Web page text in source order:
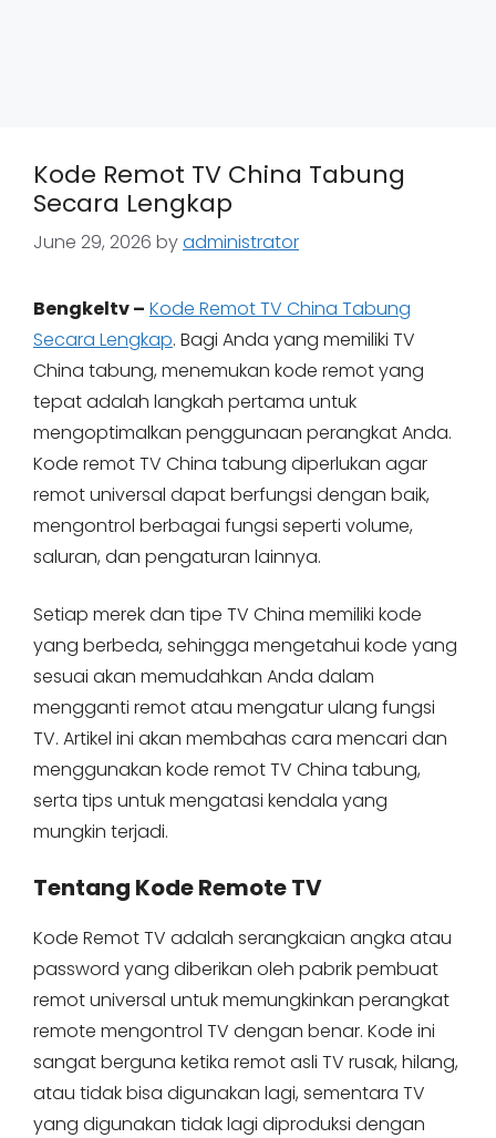
Kode Remot TV China Tabung
Secara Lengkap
June 29, 2026 byadministrator
Bengkeltv – Kode Remot TV China Tabung
Secara Lengkap. Bagi Anda yang memiliki TV
China tabung, menemukan kode remot yang
tepat adalah langkah pertama untuk
mengoptimalkan penggunaan perangkat Anda.
Kode remot TV China tabung diperlukan agar
remot universal dapat berfungsi dengan baik,
mengontrol berbagai fungsi seperti volume,
saluran, dan pengaturan lainnya.
Setiap merek dan tipe TV China memiliki kode
yang berbeda, sehingga mengetahui kode yang
sesuai akan memudahkan Anda dalam
mengganti remot atau mengatur ulang fungsi
TV. Artikel ini akan membahas cara mencari dan
menggunakan kode remot TV China tabung,
serta tips untuk mengatasi kendala yang
mungkin terjadi.
Tentang Kode Remote TV
Kode Remot TV adalah serangkaian angka atau
password yang diberikan oleh pabrik pembuat
remot universal untuk memungkinkan perangkat
remote mengontrol TV dengan benar. Kode ini
sangat berguna ketika remot asli TV rusak, hilang,
atau tidak bisa digunakan lagi, sementara TV
yang digunakan tidak lagi diproduksi dengan